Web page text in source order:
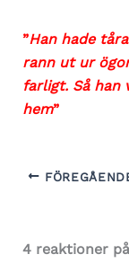
”Han hade
rann ut ur
farligt. Så han
hem”
4 reaktioner